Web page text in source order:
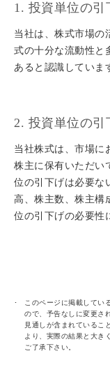
1. 投資単位の
当社は、株式市場の
式の十分な流動性と
あると認識していま
2. 投資単位の引
当社株式は、市場に
株主に保有いただい
位の引下げは必要な
高、株主数、株主構
位の引下げの必要性
このページに掲載してい
ので、予告なしに変更さ
見通しが含まれているこ
より、実際の結果と大き
ご了承下さい。